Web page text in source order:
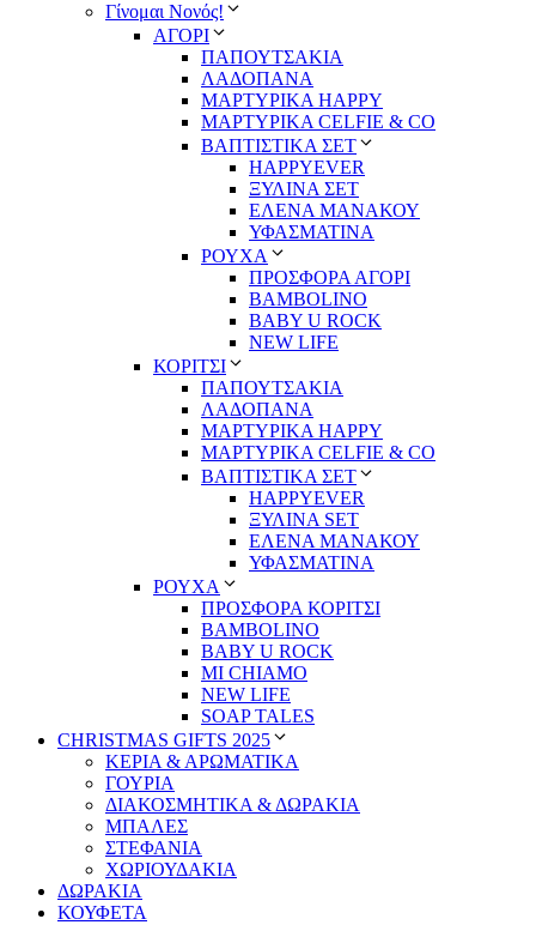
Γίνομαι Νονός!
ΑΓΟΡΙ
ΠΑΠΟΥΤΣΑΚΙΑ
ΛΑΔΟΠΑΝΑ
ΜΑΡΤΥΡΙΚΑ HAPPY
ΜΑΡΤΥΡΙΚΑ CELFIE & CO
ΒΑΠΤΙΣΤΙΚΑ ΣΕΤ
HAPPYEVER
ΞΥΛΙΝΑ ΣΕΤ
ΕΛΕΝΑ ΜΑΝΑΚΟΥ
ΥΦΑΣΜΑΤΙΝΑ
ΡΟΥΧΑ
ΠΡΟΣΦΟΡΑ ΑΓΟΡΙ
BAMBOLINO
BABY U ROCK
NEW LIFE
ΚΟΡΙΤΣΙ
ΠΑΠΟΥΤΣΑΚΙΑ
ΛΑΔΟΠΑΝΑ
ΜΑΡΤΥΡΙΚΑ HAPPY
ΜΑΡΤΥΡΙΚΑ CELFIE & CO
ΒΑΠΤΙΣΤΙΚΑ ΣΕΤ
HAPPYEVER
ΞΥΛΙΝΑ SET
ΕΛΕΝΑ ΜΑΝΑΚΟΥ
ΥΦΑΣΜΑΤΙΝΑ
ΡΟΥΧΑ
ΠΡΟΣΦΟΡΑ ΚΟΡΙΤΣΙ
BAMBOLINO
BABY U ROCK
MI CHIAMO
NEW LIFE
SOAP TALES
CHRISTMAS GIFTS 2025
ΚΕΡΙΑ & ΑΡΩΜΑΤΙΚΑ
ΓΟΥΡΙΑ
ΔΙΑΚΟΣΜΗΤΙΚΑ & ΔΩΡΑΚΙΑ
ΜΠΑΛΕΣ
ΣΤΕΦΑΝΙΑ
ΧΩΡΙΟΥΔΑΚΙΑ
ΔΩΡΑΚΙΑ
ΚΟΥΦΕΤΑ